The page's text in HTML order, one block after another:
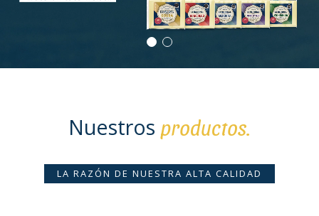
Nuestros productos.
LA RAZÓN DE NUESTRA ALTA CALIDAD